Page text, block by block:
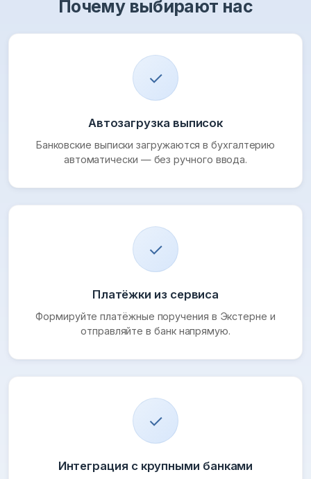
Почему выбирают нас
✓
Автозагрузка выписок
Банковские выписки загружаются в бухгалтерию
автоматически — без ручного ввода.
✓
Платёжки из сервиса
Формируйте платёжные поручения в Экстерне и
отправляйте в банк напрямую.
✓
Интеграция с крупными банками